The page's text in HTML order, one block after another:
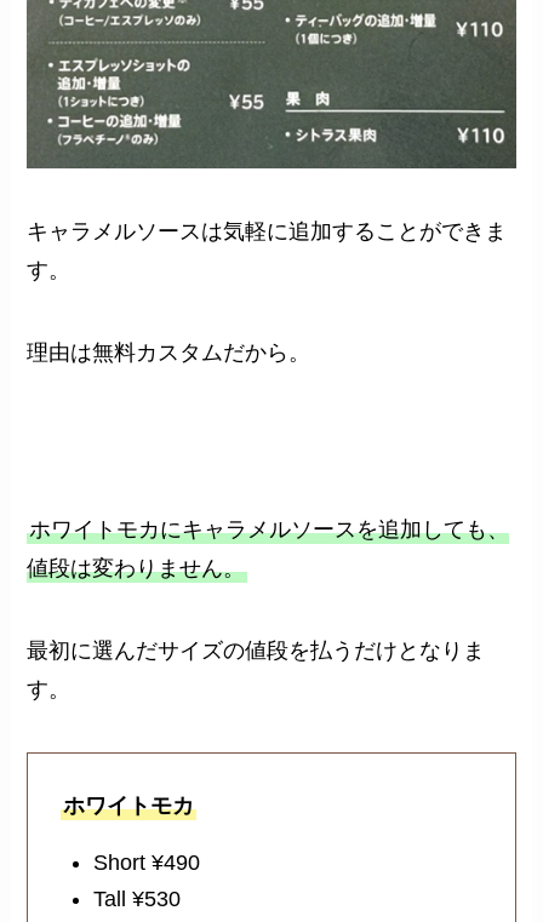
キャラメルソースは気軽に追加することができま
す。
理由は無料カスタムだから。
ホワイトモカにキャラメルソースを追加しても、
値段は変わりません。
最初に選んだサイズの値段を払うだけとなりま
す。
ホワイトモカ
Short ¥490
Tall ¥530